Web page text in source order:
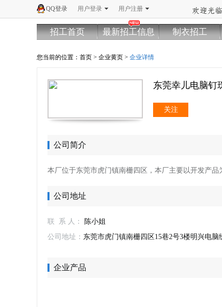
用户登录 用户注册
QQ登录
招工首页 最新招工信息 制衣招工
您当前的位置： 首页 > 企业黄页 > 企业详情
东莞幸儿电脑钉
关注
公司简介
本厂位于东莞市虎门镇南栅四区，本厂主要以开发产
公司地址
联 系 人：
陈小姐
公司地址： 东莞市虎门镇南栅四区15巷2号3楼明兴电脑
企业产品